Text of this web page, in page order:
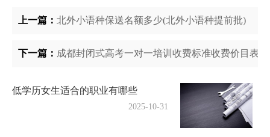
上一篇： 北外小语种保送名额多少(北外小语种提前批)
下一篇： 成都封闭式高考一对一培训收费标准收费价目表(
低学历女生适合的职业有哪些
2025-10-31